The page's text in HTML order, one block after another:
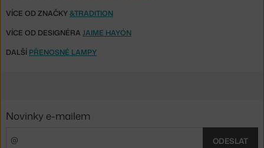
VÍCE OD ZNAČKY&TRADITION
VÍCE OD DESIGNÉRA JAIME HAYÓN
DALŠÍ PŘENOSNÉ LAMPY
Novinky e-mailem
ODESLAT